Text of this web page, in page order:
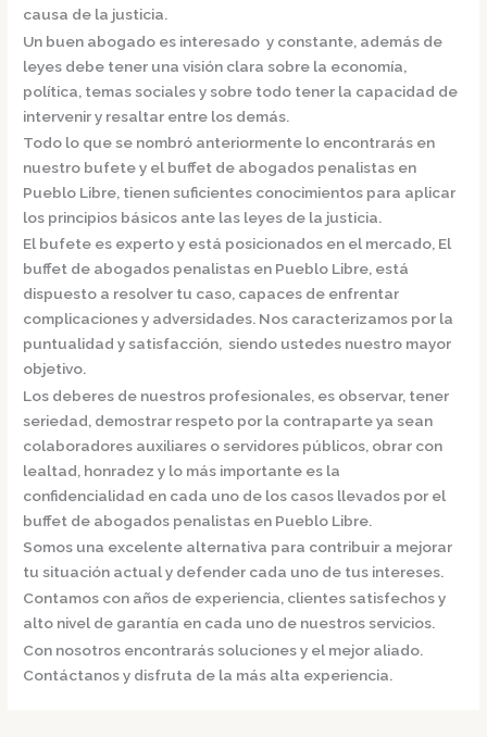
causa de la justicia.
Un buen abogado es interesado y constante, además de
leyes debe tener una visión clara sobre la economía,
política, temas sociales y sobre todo tener la capacidad de
intervenir y resaltar entre los demás.
Todo lo que se nombró anteriormente lo encontrarás en
nuestro bufete y el buffet de abogados penalistas en
Pueblo Libre, tienen suficientes conocimientos para aplicar
los principios básicos ante las leyes de la justicia.
El bufete es experto y está posicionados en el mercado, El
buffet de abogados penalistas en Pueblo Libre, está
dispuesto a resolver tu caso, capaces de enfrentar
complicaciones y adversidades. Nos caracterizamos por la
puntualidad y satisfacción, siendo ustedes nuestro mayor
objetivo.
Los deberes de nuestros profesionales, es observar, tener
seriedad, demostrar respeto por la contraparte ya sean
colaboradores auxiliares o servidores públicos, obrar con
lealtad, honradez y lo más importante es la
confidencialidad en cada uno de los casos llevados por el
buffet de abogados penalistas en Pueblo Libre.
Somos una excelente alternativa para contribuir a mejorar
tu situación actual y defender cada uno de tus intereses.
Contamos con años de experiencia, clientes satisfechos y
alto nivel de garantía en cada uno de nuestros servicios.
Con nosotros encontrarás soluciones y el mejor aliado.
Contáctanos y disfruta de la más alta experiencia.